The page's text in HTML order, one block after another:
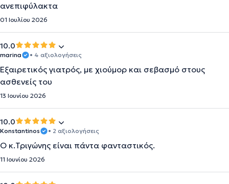
ανεπιφύλακτα
01 Ιουλίου 2026
10.0
marina • 4 αξιολογήσεις
Εξαιρετικός γιατρός, με χιούμορ και σεβασμό στους
ασθενείς του
13 Ιουνίου 2026
10.0
Konstantinos • 2 αξιολογήσεις
Ο κ.Τριγώνης είναι πάντα φανταστικός.
11 Ιουνίου 2026